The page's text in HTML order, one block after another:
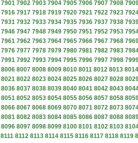
7901 7902 7903 7904 7905 7906 7907 7908
7916 7917 7918 7919 7920 7921 7922 7923
7931 7932 7933 7934 7935 7936 7937 7938
7946 7947 7948 7949 7950 7951 7952 7953
7961 7962 7963 7964 7965 7966 7967 7968
7976 7977 7978 7979 7980 7981 7982 7983
7991 7992 7993 7994 7995 7996 7997 7998
8006 8007 8008 8009 8010 8011 8012 8013 8014
8021 8022 8023 8024 8025 8026 8027 8028
8036 8037 8038 8039 8040 8041 8042 8043
8051 8052 8053 8054 8055 8056 8057 8058
8066 8067 8068 8069 8070 8071 8072 8073
8081 8082 8083 8084 8085 8086 8087 8088
8096 8097 8098 8099 8100 8101 8102 8103
8111 8112 8113 8114 8115 8116 8117 8118 8119